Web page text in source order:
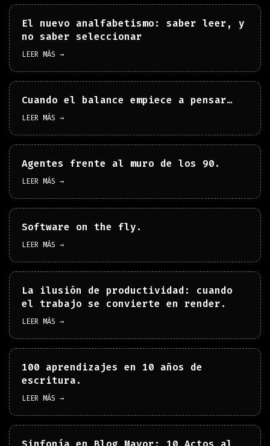
El nuevo analfabetismo: saber leer, y
no saber seleccionar
LEER MÁS →
Cuando el balance empiece a pensar…
LEER MÁS →
Agentes frente al muro de los 90.
LEER MÁS →
Software on the fly.
LEER MÁS →
La ilusión de productividad: cuando
el trabajo se convierte en render.
LEER MÁS →
100 aprendizajes en 10 años de
escritura.
LEER MÁS →